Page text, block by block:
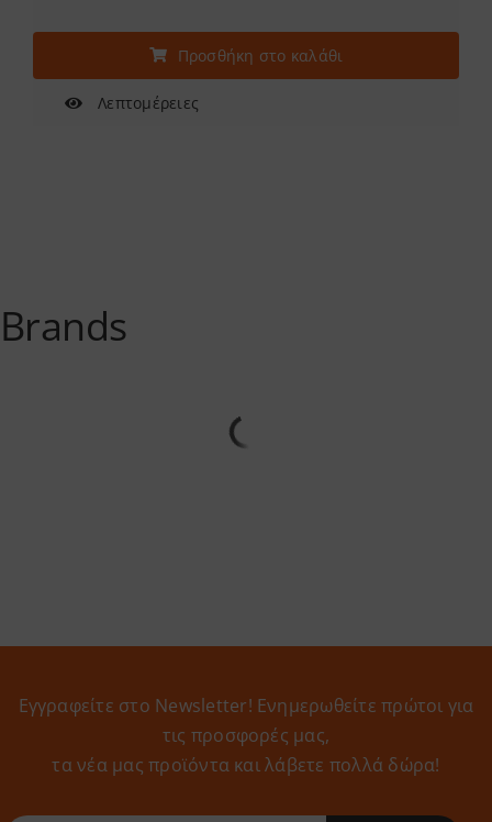
Προσθήκη στο καλάθι
Λεπτομέρειες
Brands
Εγγραφείτε στο Newsletter! Eνημερωθείτε πρώτοι για
τις προσφορές μας,
τα νέα μας προϊόντα και λάβετε πολλά δώρα!